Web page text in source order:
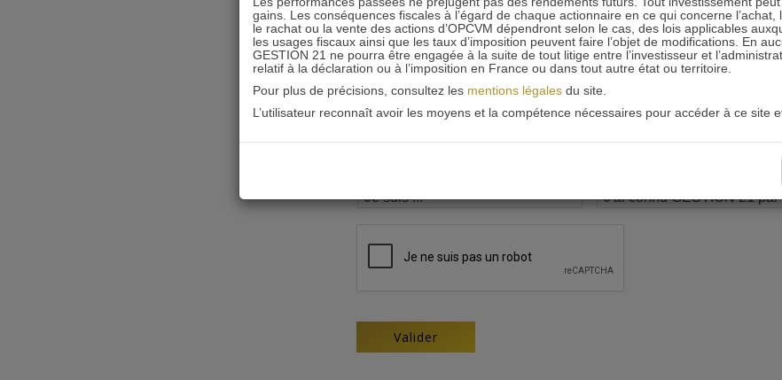
gains. Les conséquences fiscales à l’égard de chaque actionnaire en ce qui concerne l’achat,
le rachat ou la vente des actions d’OPCVM dépendront selon le cas, des lois applicables
les usages fiscaux ainsi que les taux d’imposition peuvent faire l’objet de modifications. En
GESTION 21 ne pourra être engagée à la suite de tout litige entre l’investisseur et
relatif à la déclaration ou à l’imposition en France ou dans tout autre état ou territoire.
Pour plus de précisions, consultez les mentions légalesdu site.
L’utilisateur reconnaît avoir les moyens et la compétence nécessaires pour accéder à ce site et